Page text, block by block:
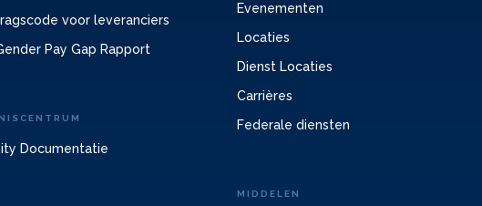
voor leveranciers
Pay Gap Rapport
Documentatie
Evenementen
Locaties
Dienst Locaties
Carrières
Federale diensten
MIDDELEN